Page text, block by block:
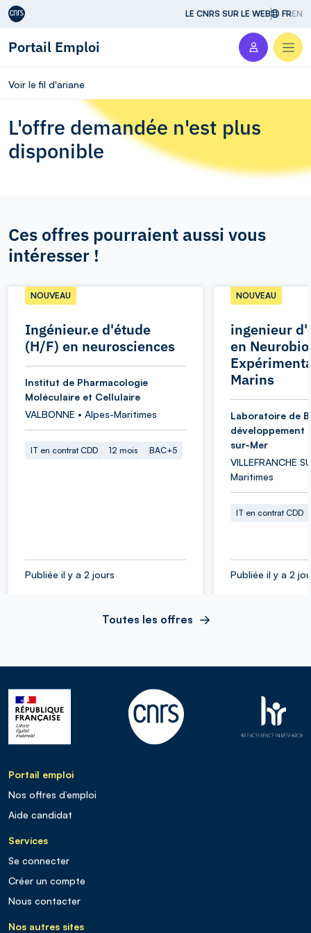
Aller au contenu LE CNRS SUR LE WEB FREN
Portail Emploi
Voir le fil d'ariane
L'offre demandée n'est plus
disponible
Ces offres pourraient aussi vous
intéresser !
Ingénieur.e d'étude
(H/F) en neurosciences
NOUVEAU
Institut de Pharmacologie
Moléculaire et Cellulaire
VALBONNE • Alpes-Maritimes
IT en contrat CDD 12 mois BAC+5
Publiée il y a 2 jours
ingenieur
en
Marins
NOUVEAU
Laboratoire de
développement
sur-Mer
VILLEFRANCHE
Maritimes
IT en contrat CDD
Publiée il y a 2
Toutes les offres
Portail emploi
Nos offres d’emploi
Aide candidat
Services
Se connecter
Créer un compte
Nous contacter
Nos autres sites